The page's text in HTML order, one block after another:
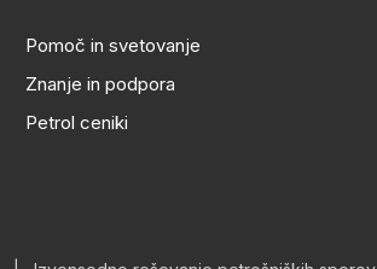
Pomoč in svetovanje
Znanje in podpora
Petrol ceniki